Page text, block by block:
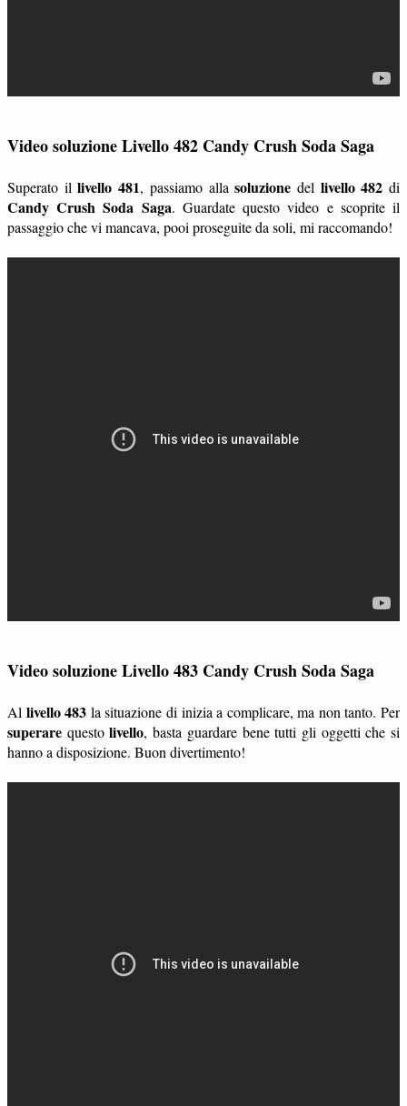
Video soluzione Livello 482 Candy Crush Soda Saga
Superato illivello 481, passiamo allasoluzione del livello 482 di
Candy Crush Soda Saga. Guardate questo video e scoprite il
passaggio che vi mancava, pooi proseguite da soli, mi raccomando!
Video soluzione Livello 483 Candy Crush Soda Saga
Al livello 483 la situazione di inizia a complicare, ma non tanto. Per
superare questolivello, basta guardare bene tutti gli oggetti che si
hanno a disposizione. Buon divertimento!